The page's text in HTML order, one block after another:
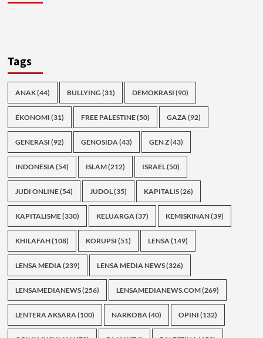
Tags
ANAK(44) BULLYING (31) DEMOKRASI (90)
EKONOMI (31) FREE PALESTINE(50) GAZA(92)
GENERASI (92) GENOSIDA(43) GEN Z(43)
INDONESIA(54) ISLAM(212) ISRAEL(50)
JUDI ONLINE(54) JUDOL(35) KAPITALIS(26)
KAPITALISME(330) KELUARGA(37) KEMISKINAN(39)
KHILAFAH(108) KORUPSI (51) LENSA(149)
LENSA MEDIA(239) LENSA MEDIA NEWS(326)
LENSAMEDIANEWS(256) LENSAMEDIANEWS.COM(269)
LENTERA AKSARA(100) NARKOBA(40) OPINI (132)